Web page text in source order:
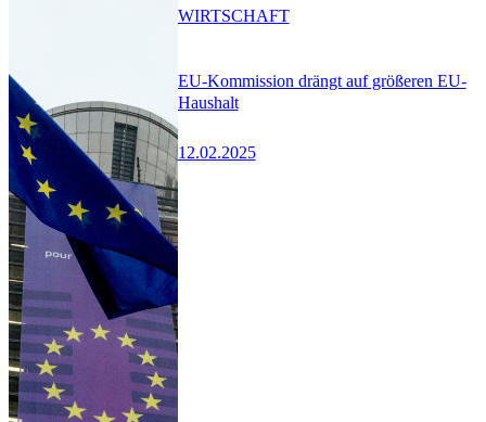
EU-Kommission drängt auf größeren EU-
Haushalt
12.02.2025
WIRTSCHAFT